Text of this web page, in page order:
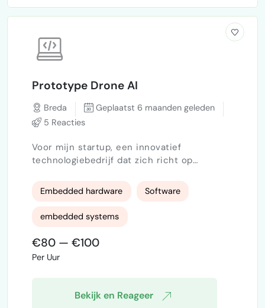
Prototype Drone AI
Breda
Geplaatst 6 maanden geleden
5 Reacties
Voor mijn startup, een innovatief
technologiebedrijf dat zich richt op
op zoek naar een ervaren engineer die
start-up ontwikkelt grensverleggende
oplossingen met een sterke focus op
toekomstige mobiliteit en geavanceerde
technologieën binnen luchtvaart en
connected systems. Ik zoek iemand die kan
Embedded hardware Software
embedded systems
€80 — €100
Per Uur
Bekijk en Reageer